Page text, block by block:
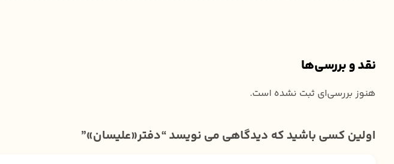
نقد و بررسی‌ها
هنوز بررسی‌ای ثبت نشده است.
اولین کسی باشید که دیدگاهی می نویسد “دفتر«علیسان»”